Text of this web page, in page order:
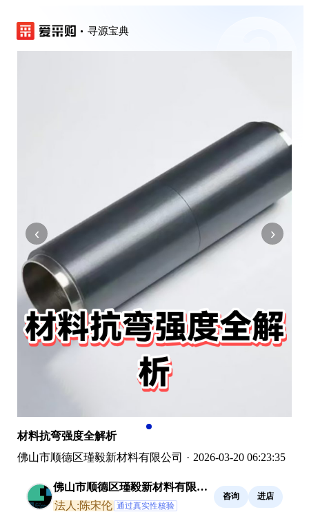
寻源宝典
‹ ›
材料抗弯强度全解析
佛山市顺德区瑾毅新材料有限公司 · 2026-03-20 06:23:35
佛山市顺德区瑾毅新材料有限公
司
法人:陈宋伦 通过真实性核验
咨询 进店